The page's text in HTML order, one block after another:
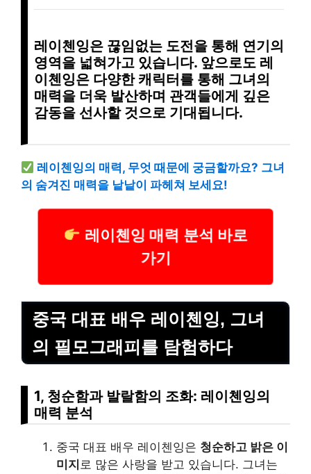
레이첸잉은 끊임없는 도전을 통해 연기의
영역을 넓혀가고 있습니다. 앞으로도 레
이첸잉은 다양한 캐릭터를 통해 그녀의
매력을 더욱 발산하며 관객들에게 깊은
감동을 선사할 것으로 기대됩니다.
레이첸잉의 매력, 무엇 때문에 궁금할까요? 그녀
의 숨겨진 매력을 낱낱이 파헤쳐 보세요!
레이첸잉 매력 분석 바로
가기
중국 대표 배우 레이첸잉, 그녀
의 필모그래피를 탐험하다
1, 청순함과 발랄함의 조화: 레이첸잉의
매력 분석
중국 대표 배우 레이첸잉은 청순하고 밝은 이
미지 로 많은 사랑을 받고 있습니다. 그녀는